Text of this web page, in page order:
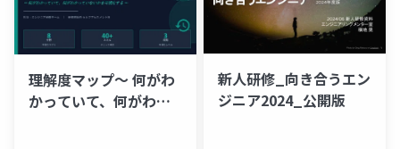
理解度マップ〜 何がわ
かっていて、何がわか
新人研修_向き合うエン
ジニア2024_公開版